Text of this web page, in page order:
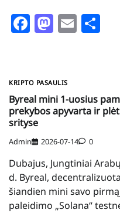
Facebook
Email
KRIPTO PASAULIS
Byreal mini 1-uosius
prekybos apyvarta ir
srityse
Admin 2026-07-14 0
Dubajus, Jungtiniai
d. Byreal,
šiandien mini savo
paleidimo „Solana“